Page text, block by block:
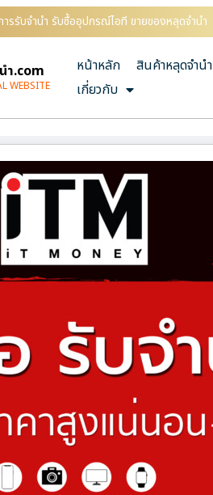
รรับจำนำ รับซื้ออุปกรณ์ไอที ขายของหลุดจำนำ
า.com
WEBSITE
หน้าหลัก สินค้าหลุดจำนำ
เกี่ยวกับ